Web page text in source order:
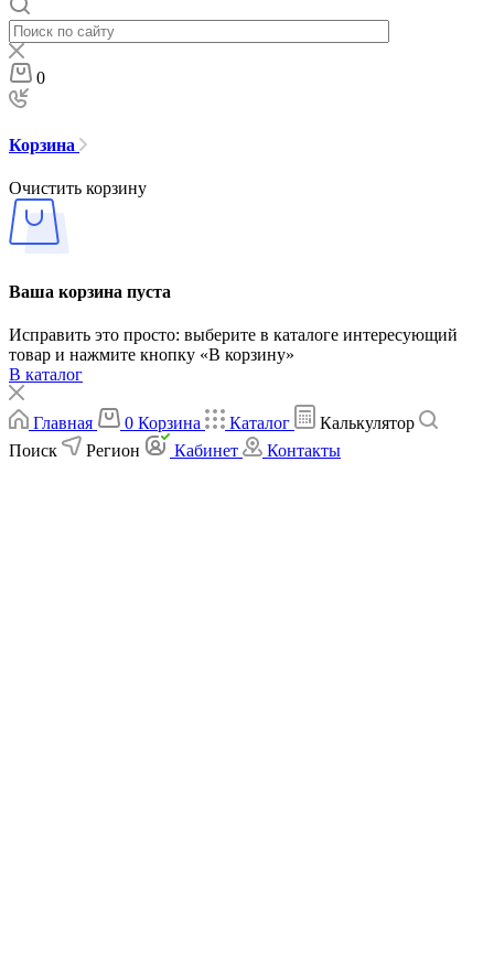
0
Корзина
Очистить корзину
Ваша корзина пуста
Исправить это просто: выберите в каталоге интересующий
товар и нажмите кнопку «В корзину»
В каталог
Главная 0 Корзина Каталог
Калькулятор
Поиск
Регион Кабинет Контакты